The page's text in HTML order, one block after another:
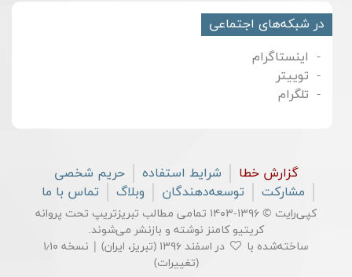
در شبکه‌های اجتماعی
اینستاگرام
توییتر
تلگرام
گزارش خطا شرایط استفاده
حریم شخصی
مشارکت
توسعه‌دهندگان وبلاگ تماس با ما
کپی‌رایت © ۱۳۹۶-۱۴۰۳ تمامی مطالب تبریزتریپ تحت پروانه
کریتیو کامنز نوشته و بازنشر می‌شوند.
ساخته‌شده با
در اسفند ۱۳۹۶ (تبریز، ایران) | نسخه ۱٫۱۰
(تغییرات)